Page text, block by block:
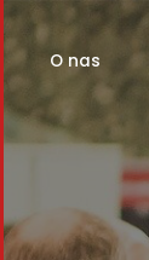
O nas